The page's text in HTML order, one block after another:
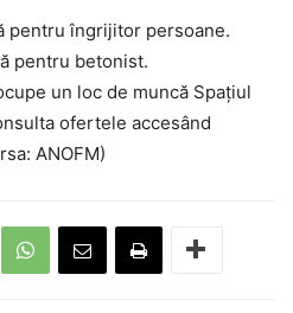
pentru îngrijitor persoane.
pentru betonist.
un loc de muncă Spaţiul
ofertele accesând
ANOFM)